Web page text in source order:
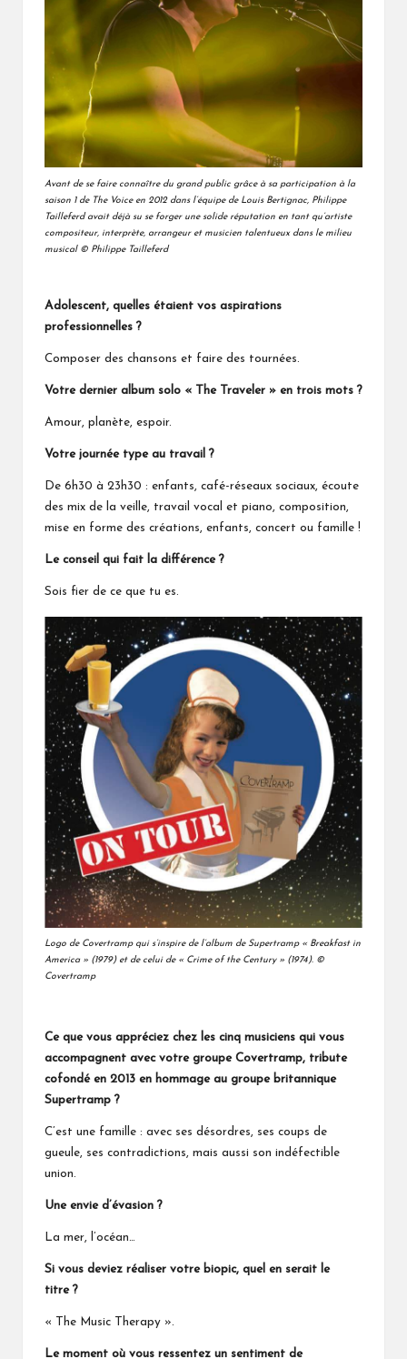
Avant de se faire connaître du grand public grâce à sa participation à la
saison 1 de The Voice en 2012 dans l’équipe de Louis Bertignac, Philippe
Tailleferd avait déjà su se forger une solide réputation en tant qu’artiste
compositeur, interprète, arrangeur et musicien talentueuxdans le milieu
musical © Philippe Tailleferd
Adolescent, quelles étaient vos aspirations
professionnelles ?
Composer des chansons et faire des tournées.
Votre dernier album solo « The Traveler » en trois mots ?
Amour, planète, espoir.
Votre journée type au travail ?
De 6h30 à 23h30 : enfants, café-réseaux sociaux, écoute
des mix de la veille, travail vocal et piano, composition,
mise en forme des créations, enfants, concert ou famille !
Le conseil qui fait la différence ?
Sois fier de ce que tu es.
Logo de Covertramp qui s’inspire de l’album de Supertramp « Breakfast in
America » (1979) et de celui de « Crime of the Century » (1974). ©
Covertramp
Ce que vous appréciez chez les cinq musiciens qui vous
accompagnent avec votre groupe Covertramp, tribute
cofondé en 2013 en hommage au groupe britannique
Supertramp ?
C’est une famille : avec ses désordres, ses coups de
gueule, ses contradictions, mais aussi son indéfectible
union.
Une envie d’évasion ?
La mer, l’océan…
Si vous deviez réaliser votre biopic, quel en serait le
titre ?
« The Music Therapy ».
Le moment où vous ressentez un sentiment de